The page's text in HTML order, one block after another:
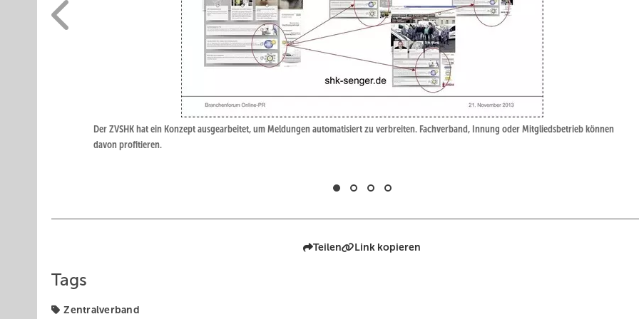
Der ZVSHK hat ein Konzept ausgearbeitet, um Meldungen automatisiert zu verbreiten. Fachverband, Innung oder Mitgliedsbetrieb können
davon profitieren.
Teilen Link kopieren
Tags
Zentralverband